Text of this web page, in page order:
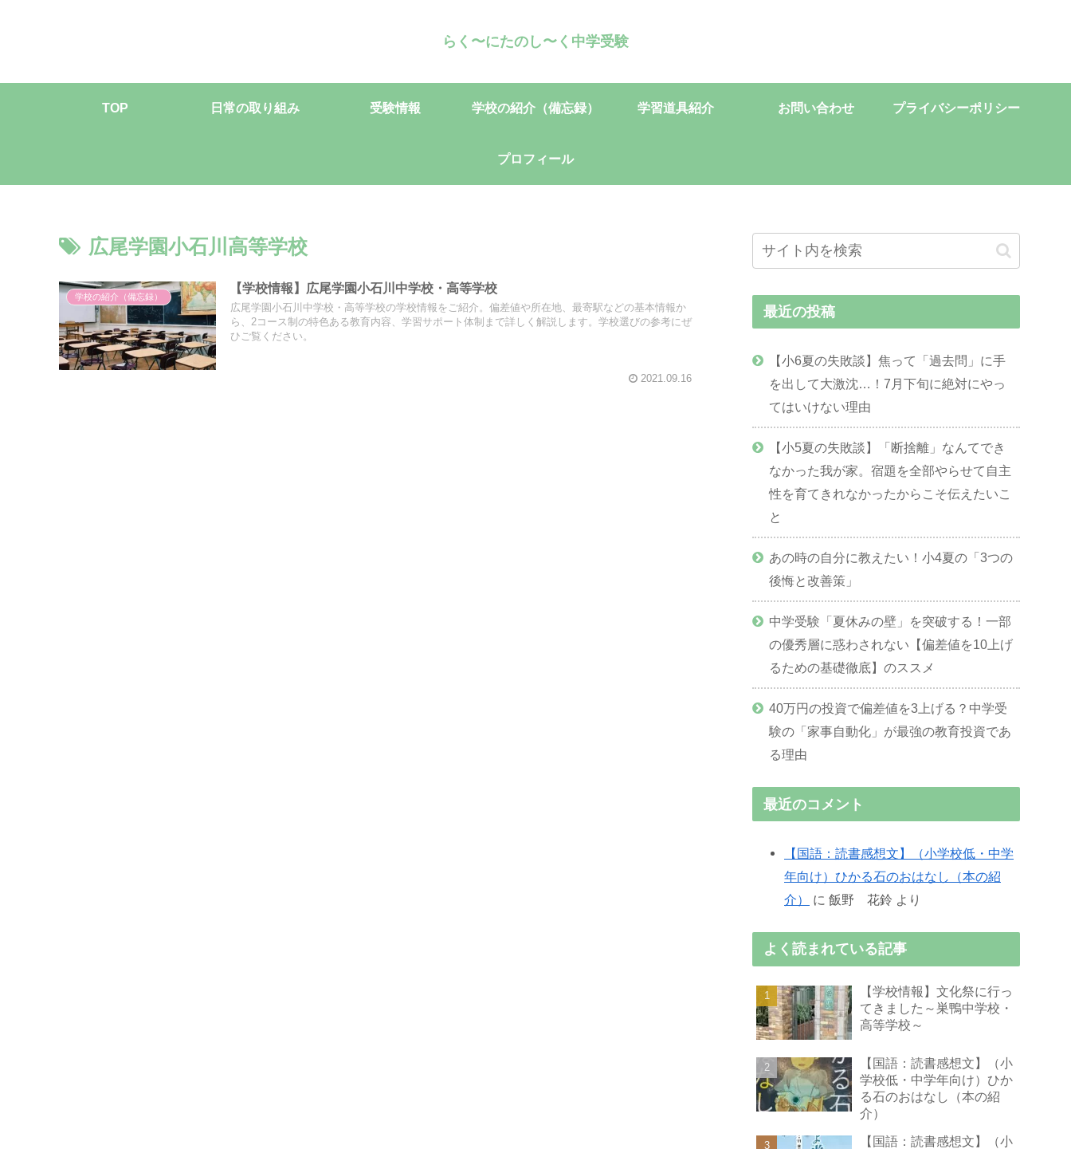
らく〜にたのし〜く中学受験
TOP 日常の取り組み 受験情報 学校の紹介（備忘録） 学習道具紹介 お問い合わせ プライバシーポリシー
プロフィール
広尾学園小石川高等学校
学校の紹介（備忘録）
【学校情報】広尾学園小石川中学校・高等学校
広尾学園小石川中学校・高等学校の学校情報をご紹介。偏差値や所在地、最寄駅などの基本情報か
ら、2コース制の特色ある教育内容、学習サポート体制まで詳しく解説します。学校選びの参考にぜ
ひご覧ください。
2021.09.16
最近の投稿
【小6夏の失敗談】焦って「過去問」に手
を出して大激沈…！7月下旬に絶対にやっ
てはいけない理由
【小5夏の失敗談】「断捨離」なんてでき
なかった我が家。宿題を全部やらせて自主
性を育てきれなかったからこそ伝えたいこ
と
あの時の自分に教えたい！小4夏の「3つの
後悔と改善策」
中学受験「夏休みの壁」を突破する！一部
の優秀層に惑わされない【偏差値を10上げ
るための基礎徹底】のススメ
40万円の投資で偏差値を3上げる？中学受
験の「家事自動化」が最強の教育投資であ
る理由
最近のコメント
【国語：読書感想文】（小学校低・中学
年向け）ひかる石のおはなし（本の紹
介）
に 飯野 花鈴 より
よく読まれている記事
【学校情報】文化祭に行っ
てきました～巣鴨中学校・
高等学校～
【国語：読書感想文】（小
学校低・中学年向け）ひか
る石のおはなし（本の紹
介）
【国語：読書感想文】（小